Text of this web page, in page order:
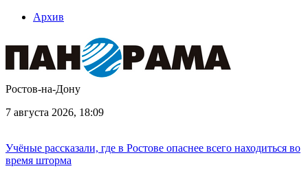
Архив
Ростов-на-Дону
7 августа 2026, 18:09
Учёные рассказали, где в Ростове опаснее всего находиться во
время шторма